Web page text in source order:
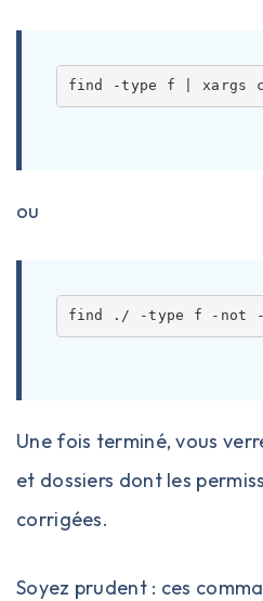
find -type f | xargs
ou
find ./ -type f -not -
Une fois terminé, vous
et dossiers dont les
corrigées.
Soyez prudent : ces